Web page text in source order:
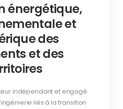
énergétique,
et
des
et des
indépendant et engagé
liés à la transition